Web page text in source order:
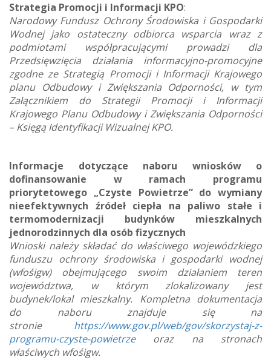
Strategia Promocji i Informacji KPO:
Narodowy Fundusz Ochrony Środowiska i Gospodarki
Wodnej jako ostateczny odbiorca wsparcia wraz z
podmiotami współpracującymi prowadzi dla
Przedsięwzięcia działania informacyjno-promocyjne
zgodne ze Strategią Promocji i Informacji Krajowego
planu Odbudowy i Zwiększania Odporności, w tym
Załącznikiem do Strategii Promocji i Informacji
Krajowego Planu Odbudowy i Zwiększania Odporności
– Księgą Identyfikacji Wizualnej KPO.
Informacje dotyczące naboru wniosków o
dofinansowanie w ramach programu
priorytetowego „Czyste Powietrze” do wymiany
nieefektywnych źródeł ciepła na paliwo stałe i
termomodernizacji budynków mieszkalnych
jednorodzinnych dla osób fizycznych
Wnioski należy składać do właściwego wojewódzkiego
funduszu ochrony środowiska i gospodarki wodnej
(wfośigw) obejmującego swoim działaniem teren
województwa, w którym zlokalizowany jest
budynek/lokal mieszkalny. Kompletna dokumentacja
do naboru znajduje się na
stronie https://www.gov.pl/web/gov/skorzystaj-z-
programu-czyste-powietrzeoraz na stronach
właściwych wfośigw.